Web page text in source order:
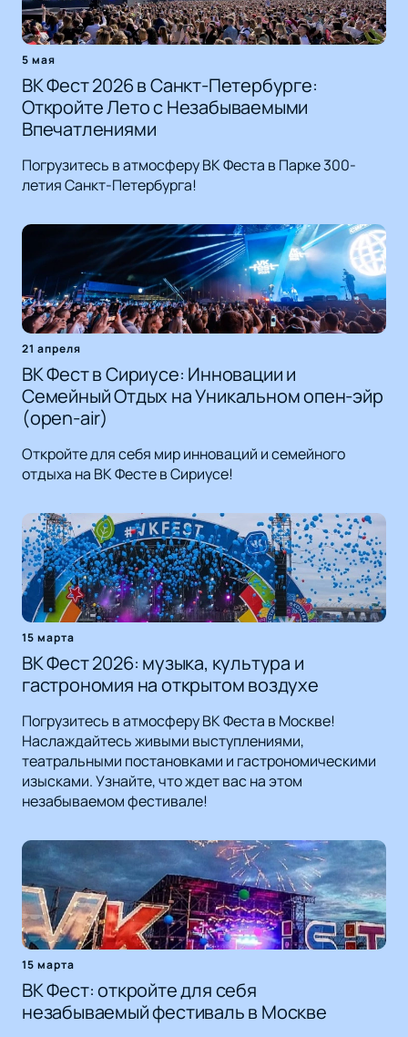
5 мая
ВК Фест 2026 в Санкт-Петербурге:
Откройте Лето с Незабываемыми
Впечатлениями
Погрузитесь в атмосферу ВК Феста в Парке 300-
летия Санкт-Петербурга!
21 апреля
ВК Фест в Сириусе: Инновации и
Семейный Отдых на Уникальном опен-эйр
(open-air)
Откройте для себя мир инноваций и семейного
отдыха на ВК Фесте в Сириусе!
15 марта
ВК Фест 2026: музыка, культура и
гастрономия на открытом воздухе
Погрузитесь в атмосферу ВК Феста в Москве!
Наслаждайтесь живыми выступлениями,
театральными постановками и гастрономическими
изысками. Узнайте, что ждет вас на этом
незабываемом фестивале!
15 марта
ВК Фест: откройте для себя
незабываемый фестиваль в Москве